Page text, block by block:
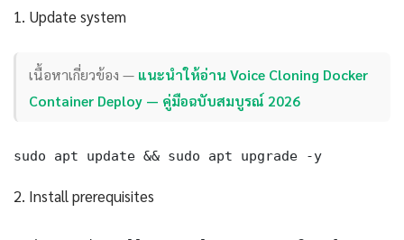
1. Update system
เนื้อหาเกี่ยวข้อง — แนะนำให้อ่าน Voice Cloning Docker
Container Deploy — คู่มือฉบับสมบูรณ์ 2026
sudo apt update && sudo apt upgrade -y
2. Install prerequisites